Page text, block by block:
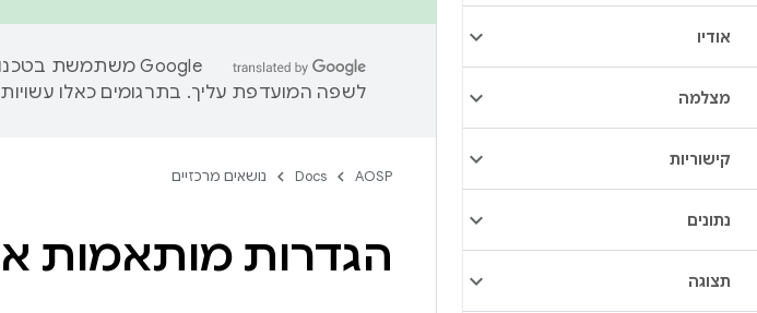
אודיו
מצלמה
קישוריות
נתונים
תצוגה
לשפה המועדפת עליך. בתרגומים כאלו עשויות
AOSP
Docs נושאים מרכזיים
הגדרות מותאמות